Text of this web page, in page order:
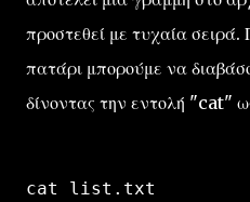
προστεθεί με τυχαία σειρά.
πατάρι μπορούμε να
δίνοντας την εντολή "cat"
cat list.txt